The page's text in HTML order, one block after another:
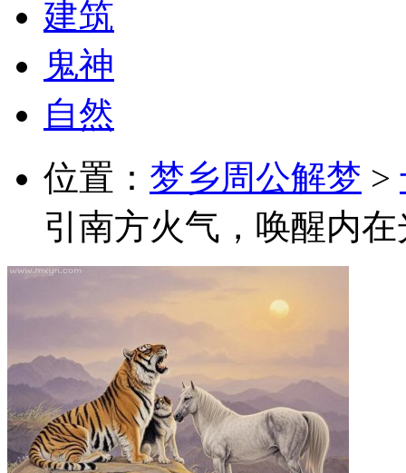
建筑
鬼神
自然
位置： 梦乡周公解梦 >
引南方火气，唤醒内